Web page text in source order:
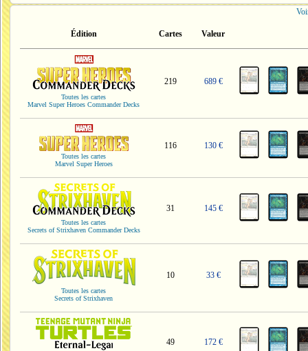
Édition Cartes Valeur
Toutes les cartes
Marvel Super Heroes Commander Decks
219 689 €
Toutes les cartes
Marvel Super Heroes
116 130 €
Toutes les cartes
Secrets of Strixhaven Commander Decks
31 145 €
Toutes les cartes
Secrets of Strixhaven
10 33 €
49 172 €